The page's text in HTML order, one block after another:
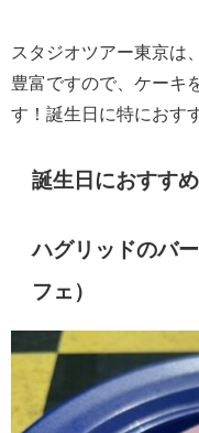
スタジオツアー東京は
豊富ですので、ケーキ
す！誕生日に特におす
誕生日におすす
ハグリッドのバ
フェ）